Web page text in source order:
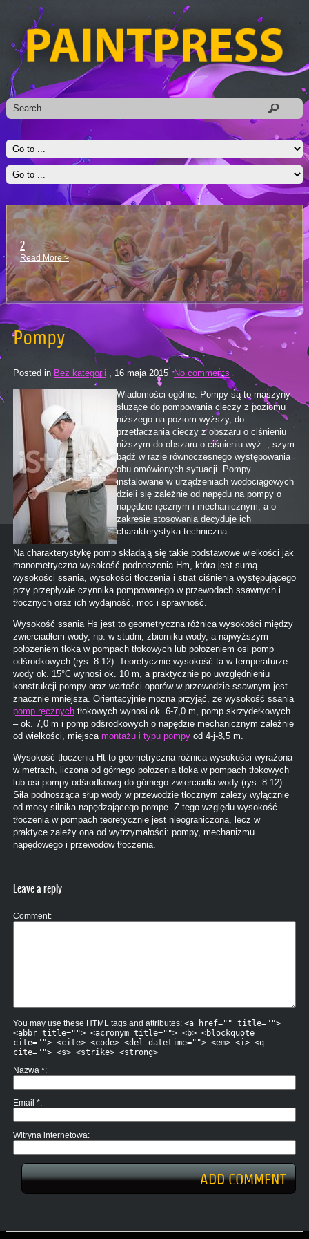
2
Read More >
Pompy
Posted in Bez kategorii , 16 maja 2015 No comments
Wiadomości ogólne. Pompy są to maszyny
służące do pompowania cieczy z poziomu
niższego na poziom wyższy, do
przetłaczania cieczy z obszaru o ciśnieniu
niższym do obszaru o ciśnieniu wyż- , szym
bądź w razie równoczesnego występowania
obu omówionych sytuacji. Pompy
instalowane w urządzeniach wodociągowych
dzieli się zależnie od napędu na pompy o
napędzie ręcznym i mechanicznym, a o
zakresie stosowania decyduje ich
charakterystyka techniczna.
Na charakterystykę pomp składają się takie podstawowe wielkości jak
manometryczna wysokość podnoszenia Hm, która jest sumą
wysokości ssania, wysokości tłoczenia i strat ciśnienia występującego
przy przepływie czynnika pompowanego w przewodach ssawnych i
tłocznych oraz ich wydajność, moc i sprawność.
Wysokość ssania Hs jest to geometryczna różnica wysokości między
zwierciadłem wody, np. w studni, zbiorniku wody, a najwyższym
położeniem tłoka w pompach tłokowych lub położeniem osi pomp
odśrodkowych (rys. 8-12). Teoretycznie wysokość ta w temperaturze
wody ok. 15°C wynosi ok. 10 m, a praktycznie po uwzględnieniu
konstrukcji pompy oraz wartości oporów w przewodzie ssawnym jest
znacznie mniejsza. Orientacyjnie można przyjąć, że wysokość ssania
pomp ręcznychtłokowych wynosi ok. 6-7,0 m, pomp skrzydełkowych
– ok. 7,0 m i pomp odśrodkowych o napędzie mechanicznym zależnie
od wielkości, miejsca montażu i typu pompyod 4-j-8,5 m.
Wysokość tłoczenia Ht to geometryczna różnica wysokości wyrażona
w metrach, liczona od górnego położenia tłoka w pompach tłokowych
lub osi pompy odśrodkowej do górnego zwierciadła wody (rys. 8-12).
Siła podnosząca słup wody w przewodzie tłocznym zależy wyłącznie
od mocy silnika napędzającego pompę. Z tego względu wysokość
tłoczenia w pompach teoretycznie jest nieograniczona, lecz w
praktyce zależy ona od wytrzymałości: pompy, mechanizmu
napędowego i przewodów tłoczenia.
Leave a reply
Comment
You may use these HTML tags and attributes: <a href="" title="">
<abbr title=""> <acronym title=""> <b> <blockquote
cite=""> <cite> <code> <del datetime=""> <em> <i> <q
cite=""> <s> <strike> <strong>
Nazwa *
Email *
Witryna internetowa